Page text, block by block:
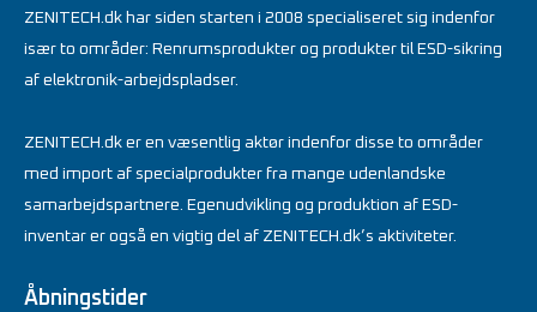
ZENITECH.dk har siden starten i 2008 specialiseret sig indenfor
især to områder: Renrumsprodukter og produkter til ESD-sikring
af elektronik-arbejdspladser.
ZENITECH.dk er en væsentlig aktør indenfor disse to områder
med import af specialprodukter fra mange udenlandske
samarbejdspartnere. Egenudvikling og produktion af ESD-
inventar er også en vigtig del af ZENITECH.dk’s aktiviteter.
Åbningstider